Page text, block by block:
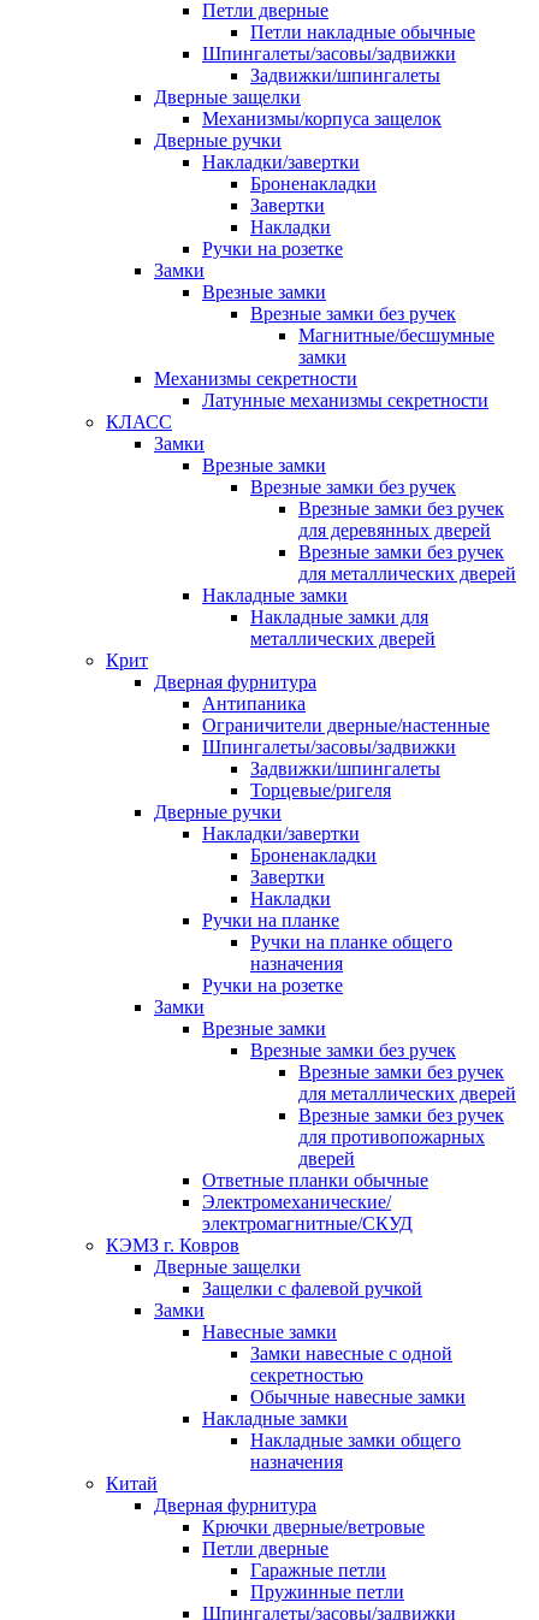
Петли дверные
Петли накладные обычные
Шпингалеты/засовы/задвижки
Задвижки/шпингалеты
Дверные защелки
Механизмы/корпуса защелок
Дверные ручки
Накладки/завертки
Броненакладки
Завертки
Накладки
Ручки на розетке
Замки
Врезные замки
Врезные замки без ручек
Магнитные/бесшумные
замки
Механизмы секретности
Латунные механизмы секретности
КЛАСС
Замки
Врезные замки
Врезные замки без ручек
Врезные замки без ручек
для деревянных дверей
Врезные замки без ручек
для металлических дверей
Накладные замки
Накладные замки для
металлических дверей
Крит
Дверная фурнитура
Антипаника
Ограничители дверные/настенные
Шпингалеты/засовы/задвижки
Задвижки/шпингалеты
Торцевые/ригеля
Дверные ручки
Накладки/завертки
Броненакладки
Завертки
Накладки
Ручки на планке
Ручки на планке общего
назначения
Ручки на розетке
Замки
Врезные замки
Врезные замки без ручек
Врезные замки без ручек
для металлических дверей
Врезные замки без ручек
для противопожарных
дверей
Ответные планки обычные
Электромеханические/
электромагнитные/СКУД
КЭМЗ г. Ковров
Дверные защелки
Защелки с фалевой ручкой
Замки
Навесные замки
Замки навесные с одной
секретностью
Обычные навесные замки
Накладные замки
Накладные замки общего
назначения
Китай
Дверная фурнитура
Крючки дверные/ветровые
Петли дверные
Гаражные петли
Пружинные петли
Шпингалеты/засовы/задвижки